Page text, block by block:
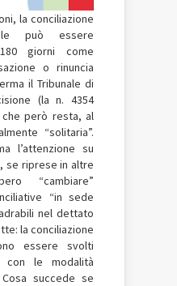
la conciliazione
può essere
giorni come
o rinuncia
il Tribunale di
(la n. 4354
che però resta, al
“solitaria”.
l’attenzione su
se riprese in altre
“cambiare”
“in sede
nel dettato
la conciliazione
essere svolti
le modalità
succede se